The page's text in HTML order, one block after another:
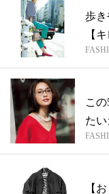
歩
【
こ
た
【